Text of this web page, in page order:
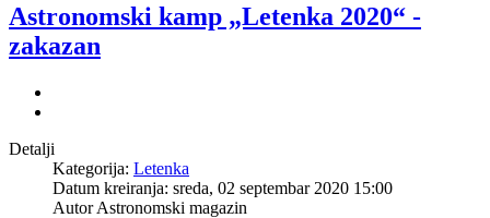
Astronomski kamp „Letenka 2020“ -
zakazan
Detalji
Kategorija: Letenka
Datum kreiranja: sreda, 02 septembar 2020 15:00
AutorAstronomski magazin